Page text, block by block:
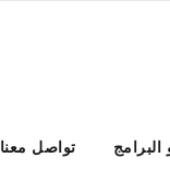
تواصل معنا البرامج